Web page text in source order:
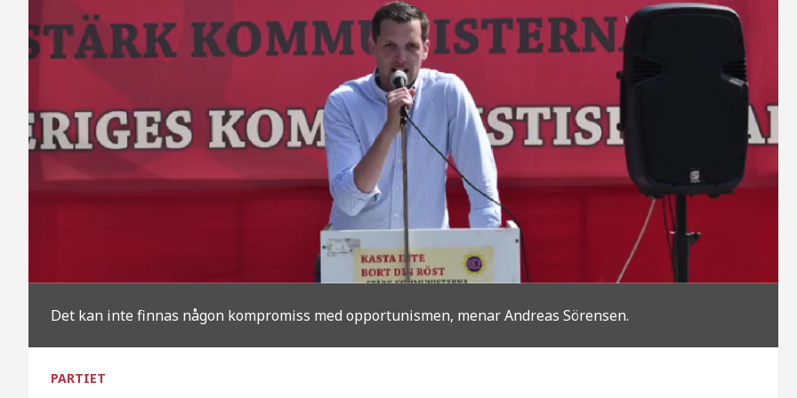
Det kan inte finnas någon kompromiss med opportunismen, menar Andreas Sörensen.
PARTIET